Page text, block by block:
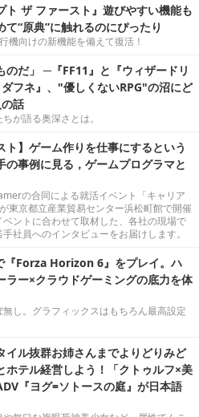
ト ザ ファースト』遊びやすい機能も
て“原典”に触れるのにぴったり
機向けの新機能を備えて復活！
のだ」 ─『FF11』と『ウィザードリ
フネ』、"優しくないRPG"の沼にど
話
が語る奥深さとは。
ト】ゲーム作りを仕事にするという
の事例に見る，ゲームプログラマと
の合同による就活イベント「キャリア
東京都立産業貿易センター浜松町館で開催
ントに合わせて取材した、各社の現場で
社員へのインタビューをお届けします。
『Forza Horizon 6』をプレイ。ハ
ラー×クラウドゲーミングの底力を体
し。グラフィックスはもちろん最高設定
イル抜群お姉さんまでよりどりみど
ホテル経営しよう！「クトゥルフ×美
『ヨグ=ソトースの庭』が日本語